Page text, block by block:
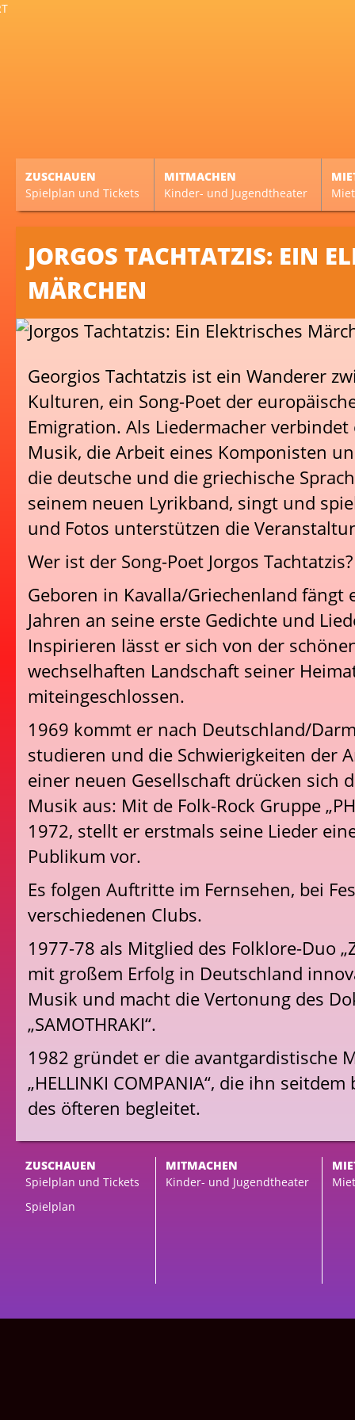
ZUSCHAUEN
Spielplan und Tickets
MITMACHEN
Kinder- und Jugendtheater
JORGOS TACHTATZIS: EIN
MÄRCHEN
Georgios Tachtatzis ist ein Wanderer
Kulturen, ein Song-Poet der
Emigration. Als Liedermacher
Musik, die Arbeit eines Komponisten
die deutsche und die griechische
seinem neuen Lyrikband, singt und
und Fotos unterstützen die
Wer ist der Song-Poet Jorgos Tachtatzis?
Geboren in Kavalla/Griechenland fängt
Jahren an seine erste Gedichte und
Inspirieren lässt er sich von der
wechselhaften Landschaft seiner
miteingeschlossen.
1969 kommt er nach Deutschland/
studieren und die Schwierigkeiten der
einer neuen Gesellschaft drücken sich
Musik aus: Mit de Folk-Rock Gruppe
1972, stellt er erstmals seine Lieder
Publikum vor.
Es folgen Auftritte im Fernsehen, bei
verschiedenen Clubs.
1977-78 als Mitglied des Folklore-Duo
mit großem Erfolg in Deutschland
Musik und macht die Vertonung des
„SAMOTHRAKI“.
1982 gründet er die avantgardistische
„HELLINKI COMPANIA“, die ihn
des öfteren begleitet.
ZUSCHAUEN
Spielplan und Tickets
Spielplan
MITMACHEN
Kinder- und Jugendtheater